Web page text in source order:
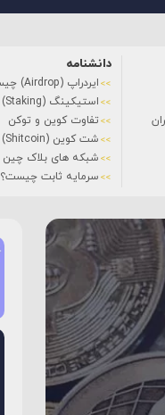
دانشنامه
ایردراپ (Airdrop) چیست؟
استیکینگ (Staking) چیست؟
تفاوت کوین و توکن
شت کوین (Shitcoin) چیست؟
شبکه های بلاک چین
سرمایه ثابت چیست؟